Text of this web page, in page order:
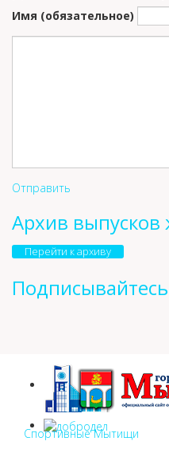
Имя (обязательное)
Отправить
Архив выпусков
Перейти к архиву
Подписывайтесь
Спортивные Мытищи